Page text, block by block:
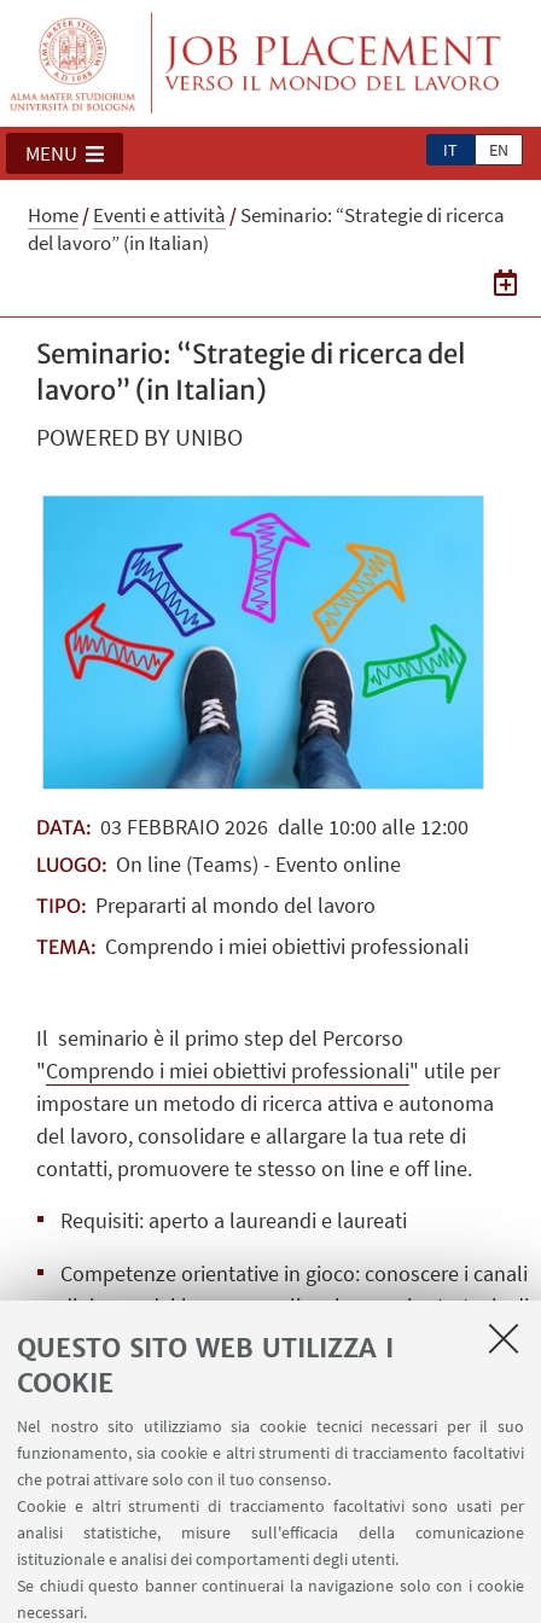
QUESTO SITO WEB UTILIZZA I
COOKIE
Nel nostro sito utilizziamo sia cookie tecnici necessari per il suo
funzionamento, sia cookie e altri strumenti di tracciamento facoltativi
che potrai attivare solo con il tuo consenso.
Cookie e altri strumenti di tracciamento facoltativi sono usati per
analisi statistiche, misure sull'efficacia della comunicazione
istituzionale e analisi dei comportamenti degli utenti.
Se chiudi questo banner continuerai la navigazione solo con i cookie
necessari.
IT EN
MENU
Home/Eventi e attività /Seminario: “Strategie di ricerca
del lavoro” (in Italian)
Seminario: “Strategie di ricerca del
lavoro” (in Italian)
POWERED BY UNIBO
DATA: 03 FEBBRAIO 2026dalle 10:00 alle 12:00
LUOGO: On line (Teams) - Evento online
TIPO: Prepararti al mondo del lavoro
TEMA: Comprendo i miei obiettivi professionali
Il seminario è il primo step del Percorso
"Comprendo i miei obiettivi professionali" utile per
impostare un metodo di ricerca attiva e autonoma
del lavoro, consolidare e allargare la tua rete di
contatti, promuovere te stesso on line e off line.
Requisiti: aperto a laureandi e laureati
Competenze orientative in gioco: conoscere i canali
di ricerca del lavoro, ampliare le proprie strategie di
ricerca, valorizzare il proprio network.
Durata: 2 ore
Partecipanti: massimo 100
Il seminario è in lingua italiana.
Se hai bisogni speciali ti chiediamo di segnalarcelo
in anticipo in modo da creare un ambiente
inclusivo che favorisca la più ampia partecipazione.